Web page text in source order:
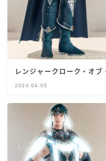
レンジャークローク・オブ
2024.04.05